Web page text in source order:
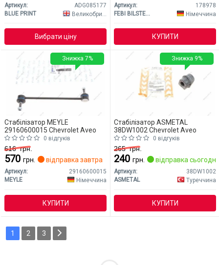
Артикул:
ADG085177
BLUE PRINT
Великобританія
Вибрати ціну
Артикул:
178978
FEBI BILSTEIN
Німеччина
КУПИТИ
Стабілізатор MEYLE
29160600015 Chevrolet Aveo
0 відгуків
616грн.
570 грн. відправка завтра
Артикул:
29160600015
MEYLE
Німеччина
КУПИТИ
Знижка 7%
Стабілізатор ASMETAL
38DW1002 Chevrolet Aveo
0 відгуків
265грн.
240 грн. відправка сьогодні
Артикул:
38DW1002
ASMETAL
Туреччина
КУПИТИ
Знижка 9%
1 2 3